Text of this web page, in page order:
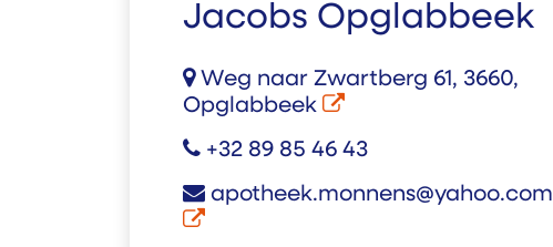
Jacobs Opglabbeek
Weg naar Zwartberg 61, 3660,
Opglabbeek
+32 89 85 46 43
apotheek.monnens@yahoo.com